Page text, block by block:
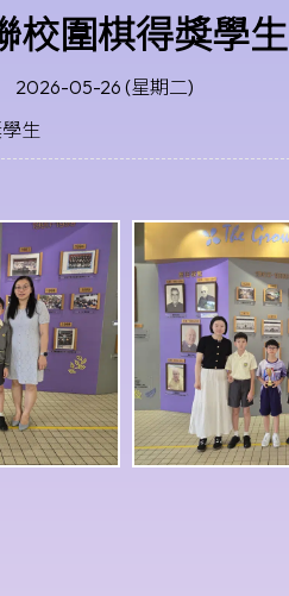
校圍棋得獎學生
2026-05-26 (星期二)
生